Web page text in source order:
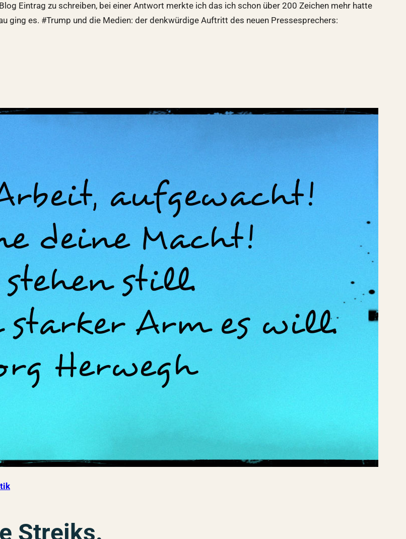
Eintrag zu schreiben, bei einer Antwort merkte ich das ich schon über 200 Zeichen mehr hatte
ging es. #Trump und die Medien: der denkwürdige Auftritt des neuen Pressesprechers:
Streiks.